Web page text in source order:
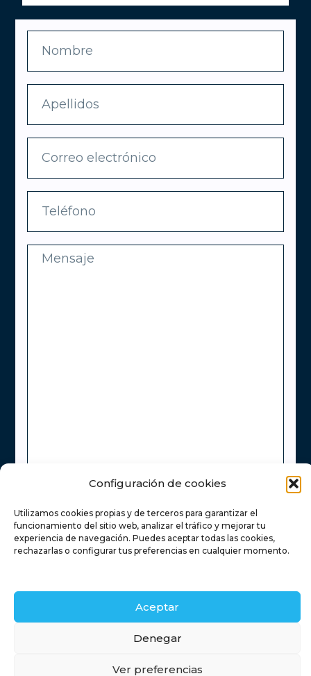
Configuración de cookies
Utilizamos cookies propias y de terceros para garantizar el
funcionamiento del sitio web, analizar el tráfico y mejorar tu
experiencia de navegación. Puedes aceptar todas las cookies,
rechazarlas o configurar tus preferencias en cualquier momento.
Aceptar
Denegar
Ver preferencias
He leído y acepto laPolítica de Privacidad
Enviar
Inicio Servicios inmobiliarios Financiación